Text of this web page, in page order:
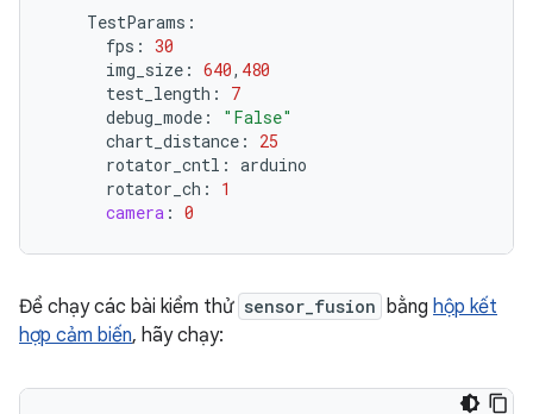
TestParams :
fps : 30
img_size : 640, 480
test_length :
7
debug_mode :
"False"
chart_distance :
25
rotator_cntl : arduino
rotator_ch :
1
camera : 0
Để chạy các bài kiểm thử sensor_fusion bằng hộp kết
hợp cảm biến, hãy chạy: